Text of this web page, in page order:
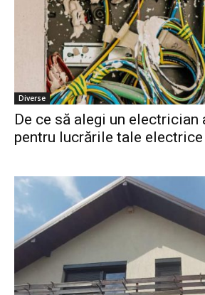
Diverse
De ce să alegi un electrician
pentru lucrările tale